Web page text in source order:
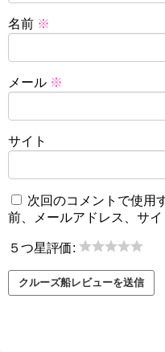
名前 ※
メール ※
サイト
次回のコメントで使用
前、メールアドレス、サイ
５つ星評価: